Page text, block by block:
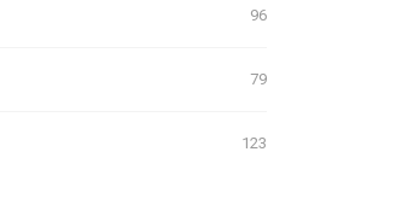
96
79
123